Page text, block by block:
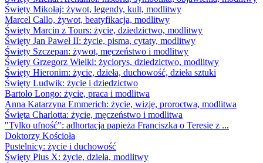
Święty Mikołaj: żywot, legendy, kult, modlitwy
Marcel Callo, żywot, beatyfikacja, modlitwy
Święty Marcin z Tours: życie, dziedzictwo, modlitwy
Święty Jan Paweł II: życie, pisma, cytaty, modlitwy
Święty Szczepan: żywot, męczeństwo i modlitwy
Święty Grzegorz Wielki: życiorys, dziedzictwo, modlitwy
Święty Hieronim: życie, dzieła, duchowość, dzieła sztuki
Święty Ludwik: życie i dziedzictwo
Bartolo Longo: życie, praca i modlitwa
Anna Katarzyna Emmerich: życie, wizje, proroctwa, modlitwa
Święta Charlotta: życie, męczeństwo i modlitwa
"Tylko ufność": adhortacja papieża Franciszka o Teresie z ...
Doktorzy Kościoła
Pustelnicy: życie i duchowość
Święty Pius X: życie, dzieła, modlitwy